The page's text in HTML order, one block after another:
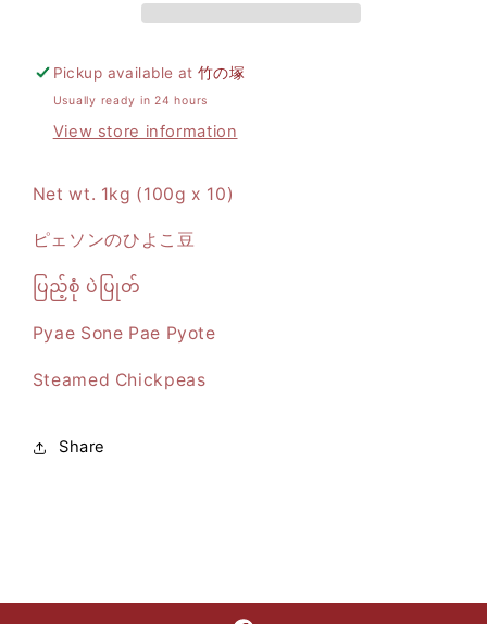
Pickup available at竹の塚
Usually ready in 24 hours
View store information
Net wt. 1kg (100g x 10)
ピェソンのひよこ豆
ပြည့်စုံ ပဲပြုတ်
Pyae Sone Pae Pyote
Steamed Chickpeas
Share